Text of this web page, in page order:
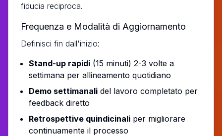
fiducia reciproca.
Frequenza e Modalità di Aggiornamento
Definisci fin dall'inizio:
Stand-up rapidi (15 minuti) 2-3 volte a
settimana per allineamento quotidiano
Demo settimanali del lavoro completato per
feedback diretto
Retrospettive quindicinali per migliorare
continuamente il processo